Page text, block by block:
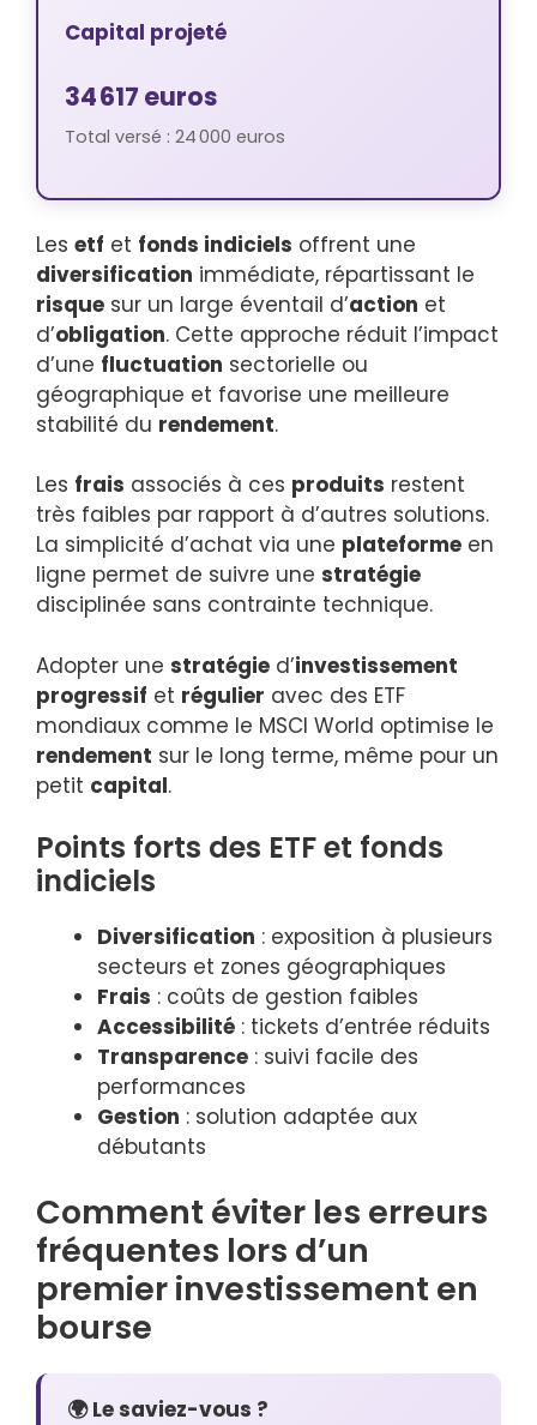
Capital projeté
34 617 euros
Total versé : 24 000 euros
Les etf et fonds indiciels offrent une
diversification immédiate, répartissant le
risque sur un large éventail d’action et
d’obligation. Cette approche réduit l’impact
d’une fluctuation sectorielle ou
géographique et favorise une meilleure
stabilité du rendement.
Les frais associés à ces produits restent
très faibles par rapport à d’autres solutions.
La simplicité d’achat via une plateforme en
ligne permet de suivre une stratégie
disciplinée sans contrainte technique.
Adopter une stratégie d’investissement
progressif et régulier avec des ETF
mondiaux comme le MSCI World optimise le
rendement sur le long terme, même pour un
petit capital.
Points forts des ETF et fonds
indiciels
Diversification : exposition à plusieurs
secteurs et zones géographiques
Frais : coûts de gestion faibles
Accessibilité : tickets d’entrée réduits
Transparence : suivi facile des
performances
Gestion : solution adaptée aux
débutants
Comment éviter les erreurs
fréquentes lors d’un
premier investissement en
bourse
🌍 Le saviez-vous ?